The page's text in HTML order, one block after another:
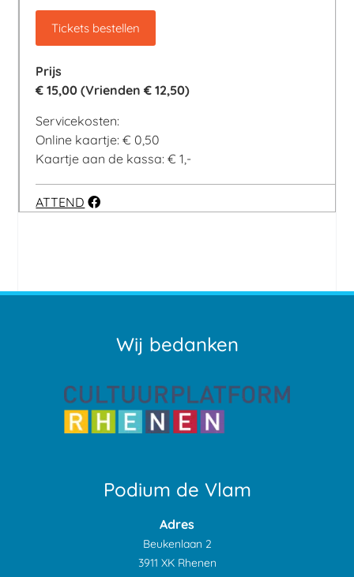
Tickets bestellen
Prijs
€ 15,00 (Vrienden € 12,50)
Servicekosten:
Online kaartje: € 0,50
Kaartje aan de kassa: € 1,-
ATTEND
Wij bedanken
Podium de Vlam
Adres
Beukenlaan 2
3911 XK Rhenen